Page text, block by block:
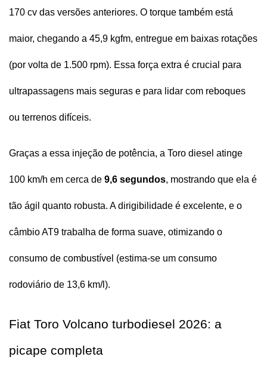
170 cv das versões anteriores. O torque também está
maior, chegando a 45,9 kgfm, entregue em baixas rotações
(por volta de 1.500 rpm). Essa força extra é crucial para
ultrapassagens mais seguras e para lidar com reboques
ou terrenos difíceis.
Graças a essa injeção de potência, a Toro diesel atinge
100 km/h em cerca de 9,6 segundos, mostrando que ela é
tão ágil quanto robusta. A dirigibilidade é excelente, e o
câmbio AT9 trabalha de forma suave, otimizando o
consumo de combustível (estima-se um consumo
rodoviário de 13,6 km/l).
Fiat Toro Volcano turbodiesel 2026: a
picape completa